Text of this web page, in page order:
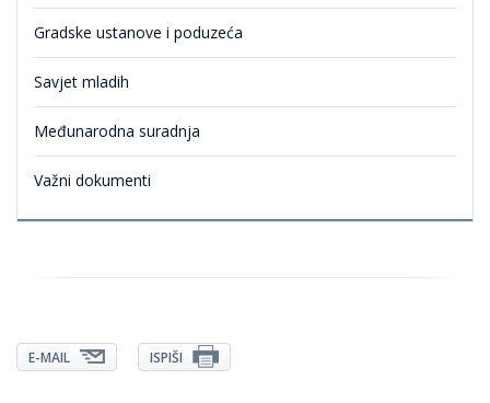
Gradske ustanove i poduzeća
Savjet mladih
Međunarodna suradnja
Važni dokumenti
E-MAIL ISPIŠI